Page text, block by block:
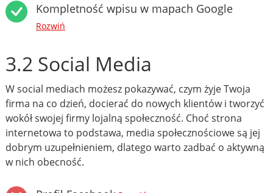
Kompletność wpisu w mapach Google
Rozwiń
3.2 Social Media
W social mediach możesz pokazywać, czym żyje Twoja
firma na co dzień, docierać do nowych klientów i tworzyć
wokół swojej firmy lojalną społeczność. Choć strona
internetowa to podstawa, media społecznościowe są jej
dobrym uzupełnieniem, dlatego warto zadbać o aktywną
w nich obecność.